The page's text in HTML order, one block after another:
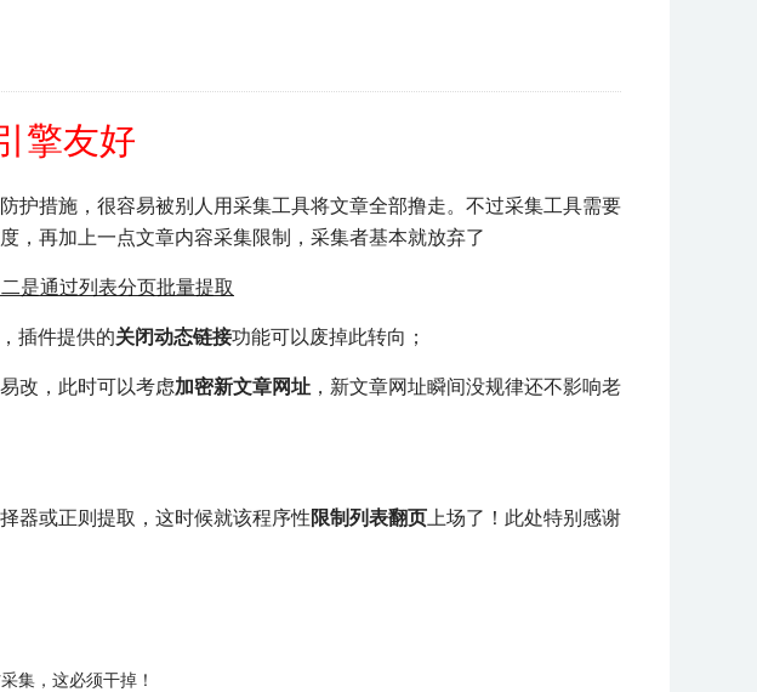
擎友好
护措施，很容易被别人用采集工具将文章全部撸走。不过采集工具需要
，再加上一点文章内容采集限制，采集者基本就放弃了
是通过列表分页批量提取
，插件提供的关闭动态链接功能可以废掉此转向；
改，此时可以考虑加密新文章网址 ，新文章网址瞬间没规律还不影响老
器或正则提取，这时候就该程序性限制列表翻页上场了！此处特别感谢
集，这必须干掉！